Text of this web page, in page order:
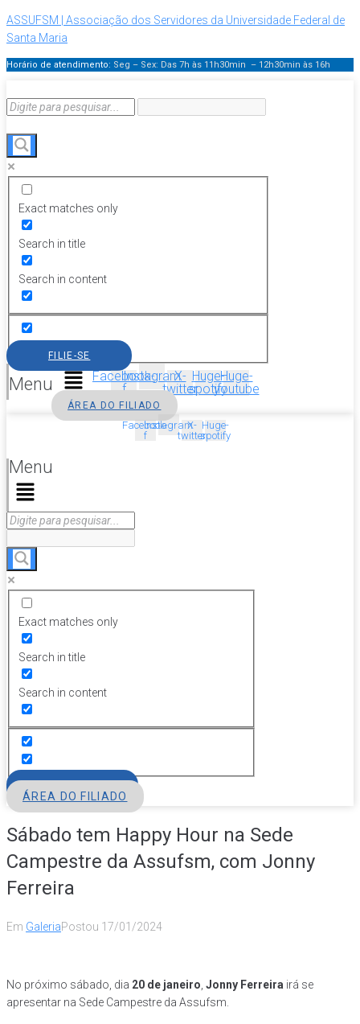
ASSUFSM | Associação dos Servidores da Universidade Federal de
Santa Maria
Horário de atendimento: Seg – Sex: Das 7h às 11h30min – 12h30min às 16h
Exact matches only
Search in title
Search in content
Menu
FILIE-SE
Facebook-
f
InstagramX-
twitter
Huge-
spotify
Huge-
youtube
ÁREA DO FILIADO
Facebook-
f
InstagramX-
twitter
Huge-
spotify
Menu
Exact matches only
Search in title
Search in content
ÁREA DO FILIADO
Sábado tem Happy Hour na Sede
Campestre da Assufsm, com Jonny
Ferreira
Em GaleriaPostou 17/01/2024
No próximo sábado, dia 20 de janeiro, Jonny Ferreira irá se
apresentar na Sede Campestre da Assufsm.